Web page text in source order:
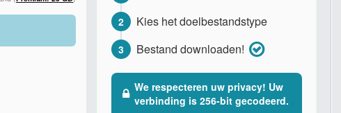
2 Kies het doelbestandstype
3 Bestand downloaden!
We respecteren uw privacy! Uw
verbinding is 256-bit gecodeerd.